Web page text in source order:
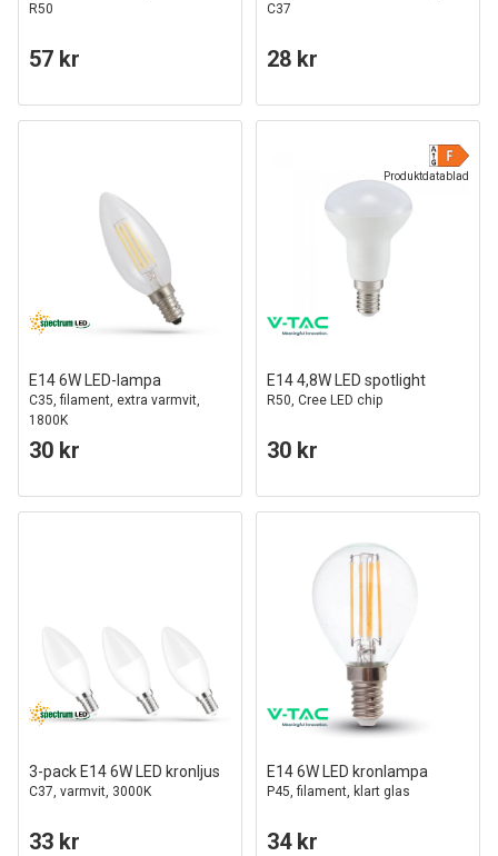
R50
57 kr
C37
28 kr
E14 6W LED-lampa
C35, filament, extra varmvit,
1800K
30 kr
Produktdatablad
E14 4,8W LED spotlight
R50, Cree LED chip
30 kr
3-pack E14 6W LED kronljus
C37, varmvit, 3000K
33 kr
E14 6W LED kronlampa
P45, filament, klart glas
34 kr